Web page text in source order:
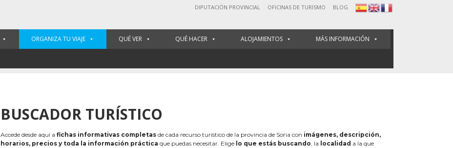
DIPUTACIÓN PROVINCIAL OFICINAS DE TURISMO BLOG
ORGANIZA TU VIAJE QUÉ VER QUÉ HACER ALOJAMIENTOS MÁS INFORMACIÓN
BUSCADOR TURÍSTICO
Accede desde aquí a fichas informativas completas de cada recurso turístico de la provincia de Soria con imágenes, descripción,
horarios, precios y toda la información práctica que puedas necesitar. Elige lo que estás buscando, la localidad a la que